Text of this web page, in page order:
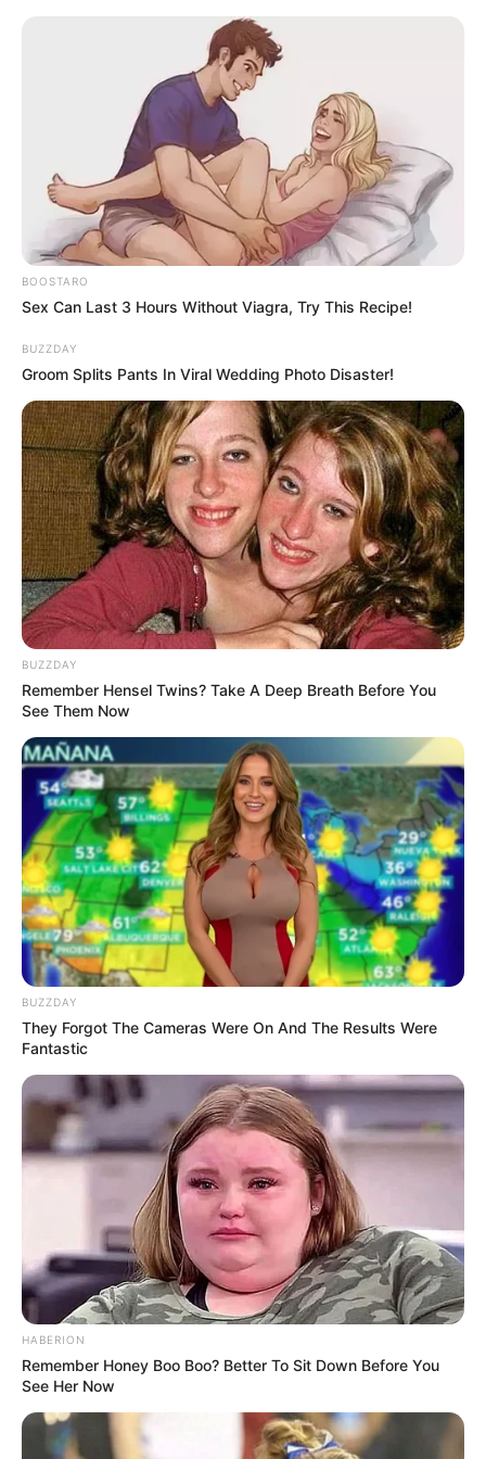
Unbedingt
ausprobieren:
Geniales Rezept:
Joppie Sauce
Rezept!
September 12, 2025 byanna
Einleitung
Wer schon einmal in den Niederlanden Pommes
gegessen hat, kennt sie bestimmt – die
legendäre Joppie Sauce
leicht süßlich und gleichzeitig angenehm pikant.
Perfekt zu knusprigen Pommes, Kroketten,
Frikandel oder auch als Dip für Fingerfood. Kein
Wunder, dass sich diese Sauce inzwischen
auch in Deutschland, Österreich und der
Schweiz wachsender Beliebtheit erfreut.
BOOSTARO
Sex Can Last 3 Hours Without Viagra, Try This Recipe!
BUZZDAY
Groom Splits Pants In Viral Wedding Photo Disaster!
BUZZDAY
Remember Hensel Twins? Take A Deep Breath Before You
See Them Now
BUZZDAY
They Forgot The Cameras Were On And The Results Were
Fantastic
HABERION
Remember Honey Boo Boo? Better To Sit Down Before You
See Her Now